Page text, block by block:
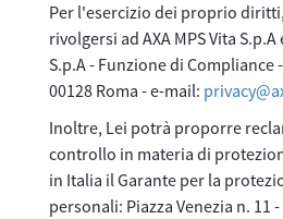
Per l'esercizio dei proprio
rivolgersi ad AXA MPS Vita S.p.A
S.p.A - Funzione di Compliance
00128 Roma - e-mail:
Inoltre, Lei potrà proporre
controllo in materia di
in Italia il Garante per la
personali: Piazza Venezia n. 11